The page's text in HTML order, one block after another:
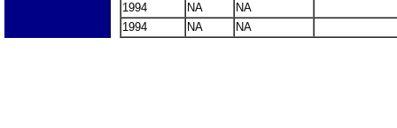
1994
NA
NA
1994
NA NA